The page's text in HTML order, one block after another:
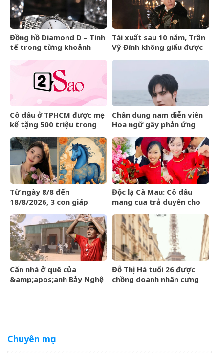
Đồng hồ Diamond D – Tinh
tế trong từng khoảnh
Tái xuất sau 10 năm, Trần
Vỹ Đình không giấu được
Cô dâu ở TPHCM được mẹ
kế tặng 500 triệu trong
‘gây sốt’
Chân dung nam diễn viên
Hoa ngữ gây phản ứng
Từ ngày 8/8 đến
18/8/2026, 3 con giáp
HIẾM CÓ, tiền bạc tự động
kéo về
Độc lạ Cà Mau: Cô dâu
mang cua trả duyên cho
Căn nhà ở quê của
&amp;apos;anh Bảy Nghệ
Đỗ Thị Hà tuổi 26 được
chồng doanh nhân cưng
Chuyên mục